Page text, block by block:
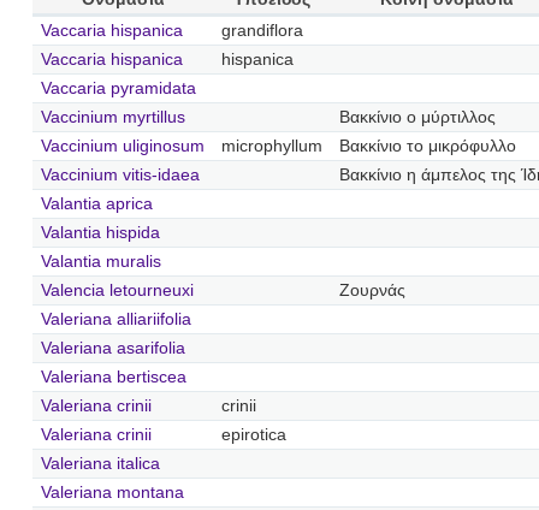
Vaccaria hispanica
grandiflora
Vaccaria hispanica
hispanica
Vaccaria pyramidata
Vaccinium myrtillus
Βακκίνιο ο μύρτιλλος
Vaccinium uliginosum
microphyllum
Βακκίνιο το μικρόφυλλο
Vaccinium vitis-idaea
Βακκίνιο η άμπελος της
Valantia aprica
Valantia hispida
Valantia muralis
Valencia letourneuxi
Ζουρνάς
Valeriana alliariifolia
Valeriana asarifolia
Valeriana bertiscea
Valeriana crinii
crinii
Valeriana crinii
epirotica
Valeriana italica
Valeriana montana